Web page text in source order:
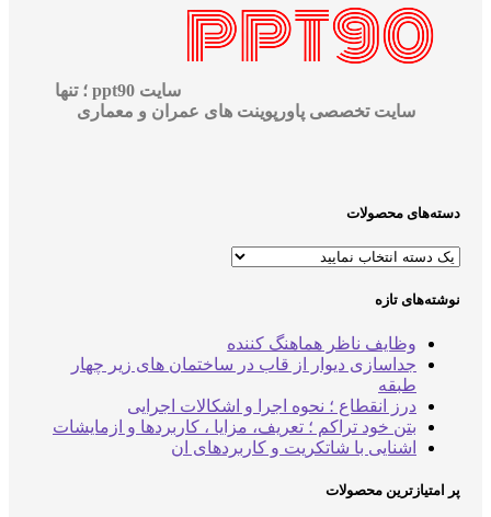
سایت ppt90 ؛ تنها
سایت تخصصی پاورپوینت های عمران و معماری
دسته‌های محصولات
نوشته‌های تازه
وظایف ناظر هماهنگ کننده
جداسازی دیوار از قاب در ساختمان های زیر چهار
طبقه
درز انقطاع ؛ نحوه اجرا و اشکالات اجرایی
بتن خود تراکم ؛ تعریف، مزایا ، کاربردها و ازمایشات
اشنایی با شاتکریت و کاربردهای ان
پر امتیازترین محصولات